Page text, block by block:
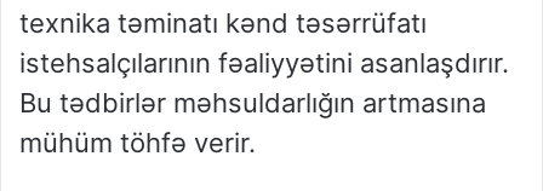
texnika təminatı kənd təsərrüfatı
istehsalçılarının fəaliyyətini asanlaşdırır.
Bu tədbirlər məhsuldarlığın artmasına
mühüm töhfə verir.